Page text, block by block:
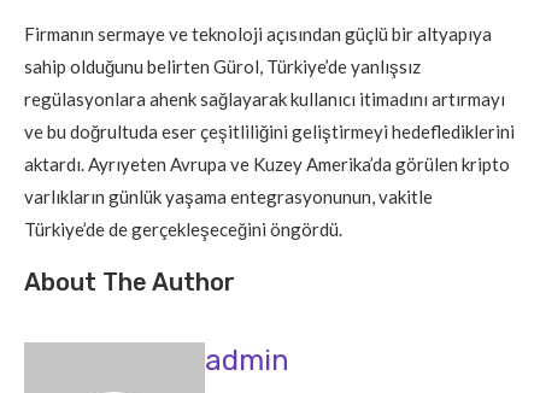
Firmanın sermaye ve teknoloji açısından güçlü bir altyapıya
sahip olduğunu belirten Gürol, Türkiye’de yanlışsız
regülasyonlara ahenk sağlayarak kullanıcı itimadını artırmayı
ve bu doğrultuda eser çeşitliliğini geliştirmeyi hedeflediklerini
aktardı. Ayrıyeten Avrupa ve Kuzey Amerika’da görülen kripto
varlıkların günlük yaşama entegrasyonunun, vakitle
Türkiye’de de gerçekleşeceğini öngördü.
About The Author
admin